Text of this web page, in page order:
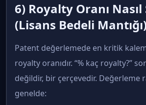
6) Royalty Oranı Nasıl
(Lisans Bedeli
Patent değerlemede en kritik
royalty oranıdır. “% kaç royalty?”
değildir, bir çerçevedir. Değerleme
genelde: